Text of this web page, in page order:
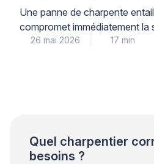
de renfort (moisage,
Une panne de charpente
compromet immédiatement la
votre toiture : face à ce risque
26 mai 2026 17 min
Quel charpentier
besoins ?